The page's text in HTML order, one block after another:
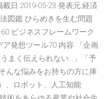
日:2019-05-23 発表元:経済
図鑑 ひらめきを生む問題
ビジネスフレームワーク
発想ツール70 内容 「企画
まく伝えられない…」「予
んな悩みをお持ちの方に捧
、ロボット、人工知能